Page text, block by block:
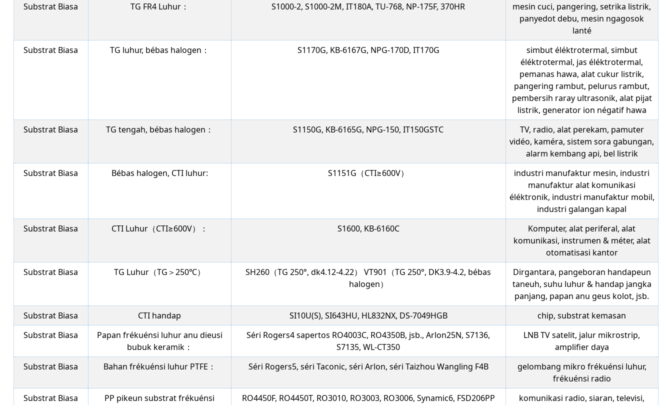
Substrat Biasa
TG FR4 Luhur： S1000-2, S1000-2M, IT180A, TU-768, NP-175F, 370HR
mesin cuci, pangering, setrika listrik,
panyedot debu, mesin ngagosok
lanté
Substrat Biasa
TG luhur, bébas halogen： S1170G, KB-6167G, NPG-170D, IT170G
simbut éléktrotermal, simbut
éléktrotermal, jas éléktrotermal,
pemanas hawa, alat cukur listrik,
pangering rambut, pelurus rambut,
pembersih raray ultrasonik, alat pijat
listrik, generator ion négatif hawa
Substrat Biasa
TG tengah, bébas halogen： S1150G, KB-6165G, NPG-150, IT150GSTC
TV, radio, alat perekam, pamuter
vidéo, kaméra, sistem sora gabungan,
alarm kembang api, bel listrik
Substrat Biasa
Bébas halogen, CTI luhur: S1151G（CTI≥600V）
industri manufaktur mesin, industri
manufaktur alat komunikasi
éléktronik, industri manufaktur mobil,
industri galangan kapal
Substrat Biasa
CTI Luhur（CTI≥600V）： S1600, KB-6160C
Komputer, alat periferal, alat
komunikasi, instrumen & méter, alat
otomatisasi kantor
Substrat Biasa
TG Luhur（TG＞250℃）
SH260（TG 250°, dk4.12-4.22） VT901（TG 250°, DK3.9-4.2, bébas
halogen）
Dirgantara, pangeboran handapeun
taneuh, suhu luhur & handap jangka
panjang, papan anu geus kolot, jsb.
Substrat Biasa
CTI handap SI10U(S), SI643HU, HL832NX, DS-7049HGB
chip, substrat kemasan
Substrat Biasa
Papan frékuénsi luhur anu dieusi
bubuk keramik：
Séri Rogers4 sapertos RO4003C, RO4350B, jsb., Arlon25N, S7136,
S7135, WL-CT350
LNB TV satelit, jalur mikrostrip,
amplifier daya
Substrat Biasa
Bahan frékuénsi luhur PTFE： Séri Rogers5, séri Taconic, séri Arlon, séri Taizhou Wangling F4B
gelombang mikro frékuénsi luhur,
frékuénsi radio
Substrat Biasa
PP pikeun substrat frékuénsi
RO4450F, RO4450T, RO3010, RO3003, RO3006, Synamic6, FSD206PP
komunikasi radio, siaran, televisi,